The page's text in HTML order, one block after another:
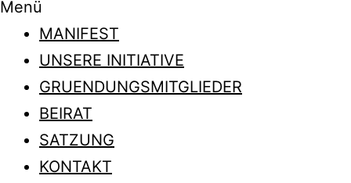
Menü
MANIFEST
UNSERE INITIATIVE
GRUENDUNGSMITGLIEDER
BEIRAT
SATZUNG
KONTAKT